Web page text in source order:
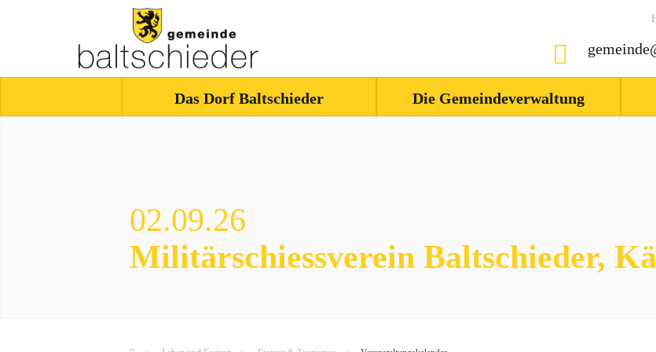
Das Dorf Baltschieder Die Gemeindeverwaltung
02.09.26
Militärschiessverein Baltschieder,